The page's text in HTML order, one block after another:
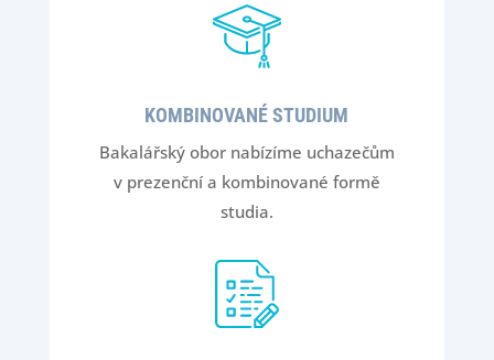
KOMBINOVANÉ STUDIUM
Bakalářský obor nabízíme uchazečům
v prezenční a kombinované formě
studia.